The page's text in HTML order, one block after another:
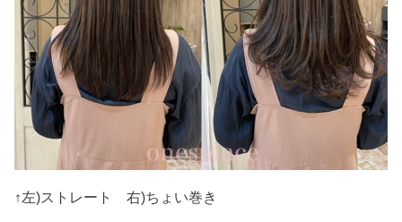
↑左)ストレート 右)ちょい巻き